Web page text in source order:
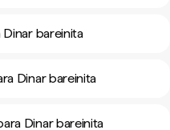
Dinar bareinita
Dinar bareinita
Dinar bareinita